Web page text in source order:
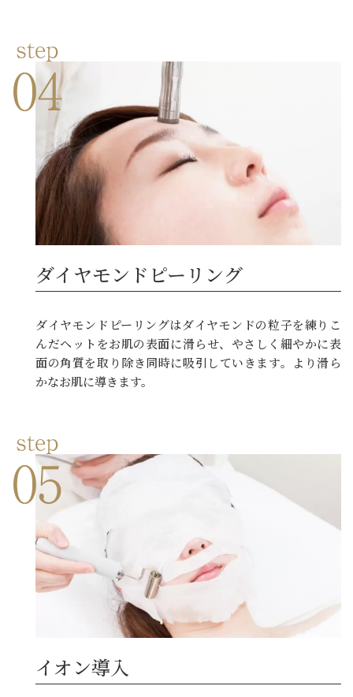
ダイヤモンドピーリング
ダイヤモンドピーリングはダイヤモンドの粒子を練りこ
んだヘットをお肌の表面に滑らせ、やさしく細やかに表
面の角質を取り除き同時に吸引していきます。より滑ら
かなお肌に導きます。
イオン導入